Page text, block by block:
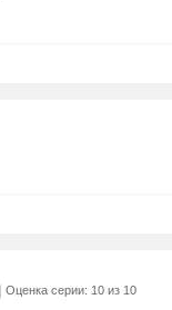
Оценка серии: 10 из 10